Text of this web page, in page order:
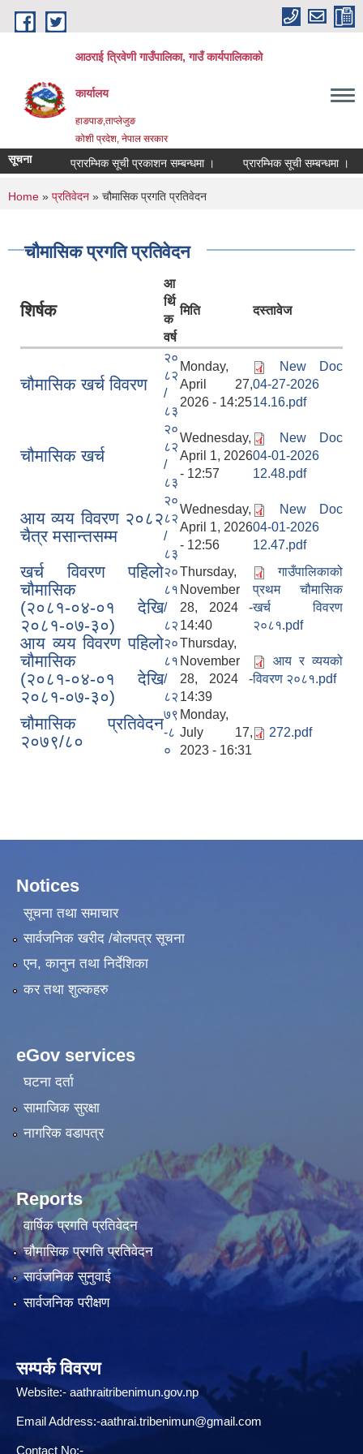
Skip to main content
आठराई त्रिवेणी गाउँपालिका, गाउँ कार्यपालिकाको
कार्यालय
हाङपाङ,ताप्लेजुङ
कोशी प्रदेश, नेपाल सरकार
सूचना प्रारम्भिक सूची प्रकाशन सम्बन्धमा । प्रारम्भिक सूची सम्बन्धमा ।
You are here
Home » प्रतिवेदन » चौमासिक प्रगति प्रतिवेदन
चौमासिक प्रगति प्रतिवेदन
शिर्षक
आ
र्थि
क
वर्ष
मिति दस्तावेज
चौमासिक खर्च विवरण
२०
८२
/
८३
Monday,
April 27,
2026 - 14:25
New Doc
04-27-2026
14.16.pdf
चौमासिक खर्च
२०
८२
/
८३
Wednesday,
April 1, 2026
- 12:57
New Doc
04-01-2026
12.48.pdf
आय व्यय विवरण २०८२
चैत्र मसान्तसम्म
२०
८२
/
८३
Wednesday,
April 1, 2026
- 12:56
New Doc
04-01-2026
12.47.pdf
खर्च विवरण पहिलो
चौमासिक
(२०८१-०४-०१ देखि
२०८१-०७-३०)
२०
८१
/
८२
Thursday,
November
28, 2024 -
14:40
गाउँपालिकाको
प्रथम चौमासिक
खर्च विवरण
२०८१.pdf
आय व्यय विवरण पहिलो
चौमासिक
(२०८१-०४-०१ देखि
२०८१-०७-३०)
२०
८१
/
८२
Thursday,
November
28, 2024 -
14:39
आय र व्ययको
विवरण २०८१.pdf
चौमासिक प्रतिवेदन
२०७९/८०
७९
-८
०
Monday,
July 17,
2023 - 16:31
272.pdf
Notices
सूचना तथा समाचार
सार्वजनिक खरीद /बोलपत्र सूचना
एन, कानुन तथा निर्देशिका
कर तथा शुल्कहरु
eGov services
घटना दर्ता
सामाजिक सुरक्षा
नागरिक वडापत्र
Reports
वार्षिक प्रगति प्रतिवेदन
चौमासिक प्रगति प्रतिवेदन
सार्वजनिक सुनुवाई
सार्वजनिक परीक्षण
सम्पर्क विवरण
Website:-aathraitribenimun.gov.np
Email Address:-aathrai.tribenimun@gmail.com
Contact No:-